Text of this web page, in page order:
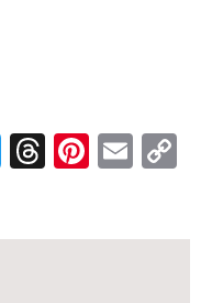
Twitter
Threads